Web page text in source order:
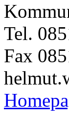
Tel.
Fax